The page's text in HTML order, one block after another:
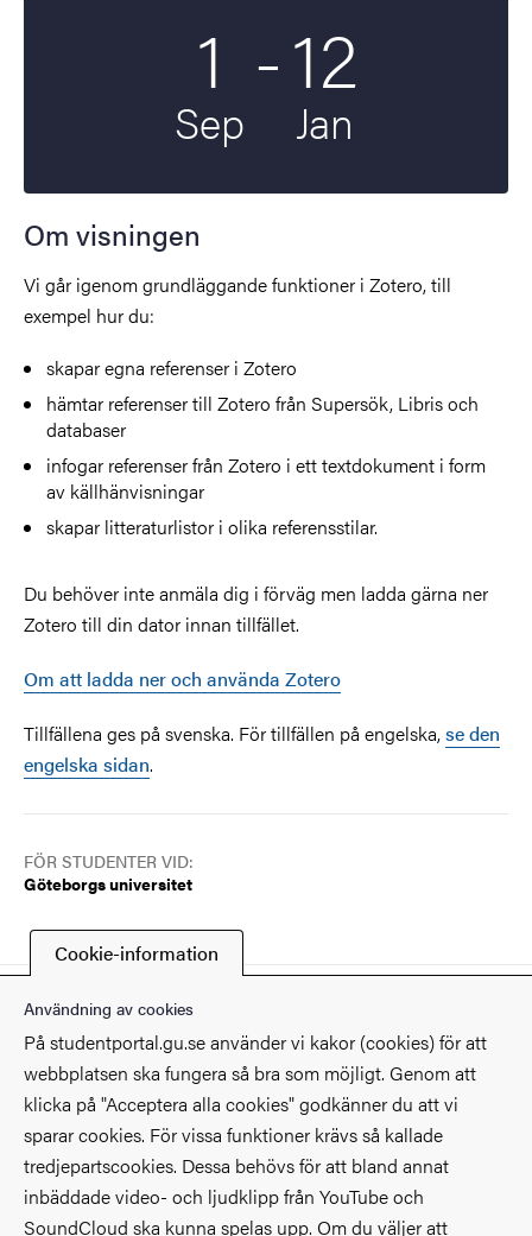
1
Sep
Till
-12
Jan
Om visningen
Vi går igenom grundläggande funktioner i Zotero, till
exempel hur du:
skapar egna referenser i Zotero
hämtar referenser till Zotero från Supersök, Libris och
databaser
infogar referenser från Zotero i ett textdokument i form
av källhänvisningar
skapar litteraturlistor i olika referensstilar.
Du behöver inte anmäla dig i förväg men ladda gärna ner
Zotero till din dator innan tillfället.
Om att ladda ner och använda Zotero
Tillfällena ges på svenska. För tillfällen på engelska,se den
engelska sidan.
FÖR STUDENTER VID:
Göteborgs universitet
Cookie-information
Användning av cookies
På studentportal.gu.se använder vi kakor (cookies) för att
webbplatsen ska fungera så bra som möjligt. Genom att
klicka på "Acceptera alla cookies" godkänner du att vi
sparar cookies. För vissa funktioner krävs så kallade
tredjepartscookies. Dessa behövs för att bland annat
inbäddade video- och ljudklipp från YouTube och
SoundCloud ska kunna spelas upp. Om du väljer att
Kontakt
Hitta på universitetet